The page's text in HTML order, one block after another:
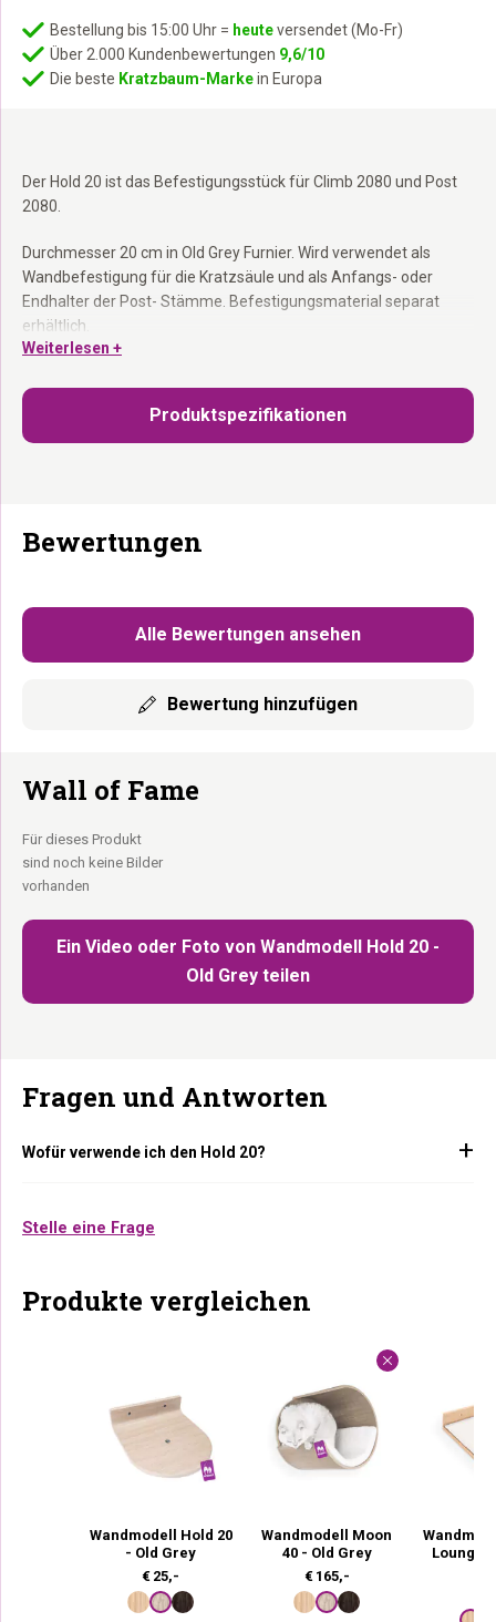
Der Hold 20 ist das Befestigungsstück für Climb 2080 und Post
2080.
Durchmesser 20 cm in Old Grey Furnier. Wird verwendet als
Wandbefestigung für die Kratzsäule und als Anfangs- oder
Endhalter der Post- Stämme. Befestigungsmaterial separat
erhältlich.
Old Grey Furnier:
Verwendet bei Climb 2080 und Post 2080:Das richtige Zubehör
für deinen Aufbau.
Weiterlesen +
Bestellung bis 15:00 Uhr = heuteversendet (Mo-Fr)
Über 2.000 Kundenbewertungen 9,6/10
Die beste Kratzbaum-Markein Europa
Produktspezifikationen
Bewertungen
Alle Bewertungen ansehen
Bewertung hinzufügen
Wall of Fame
Ein Video oder Foto von Wandmodell Hold 20 -
Old Grey teilen
Für dieses Produkt
sind noch keine Bilder
vorhanden
Fragen und Antworten
Wofür verwende ich den Hold 20?
Stelle eine Frage
Produkte vergleichen
Wandmodell Hold 20
- Old Grey
€ 25,-
Wandmodell Moon
40 - Old Grey
€ 165,-
Lounge